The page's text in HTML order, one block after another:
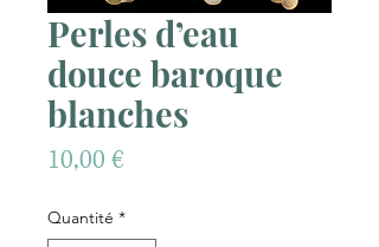
Perles d’eau
douce baroque
blanches
10,00 €
Quantité *